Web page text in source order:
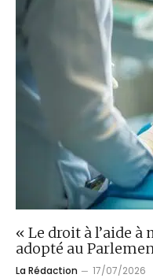
« Le droit à l’aide
adopté au
La Rédaction 17/07/2026